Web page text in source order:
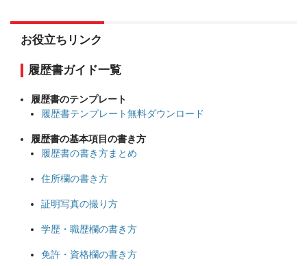
お役立ちリンク
履歴書ガイド一覧
履歴書のテンプレート
履歴書テンプレート無料ダウンロード
履歴書の基本項目の書き方
履歴書の書き方まとめ
住所欄の書き方
証明写真の撮り方
学歴・職歴欄の書き方
免許・資格欄の書き方